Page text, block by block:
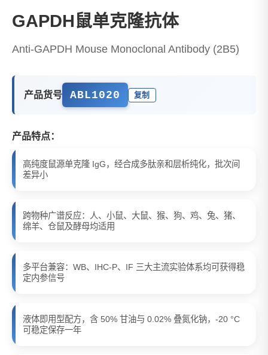
GAPDH鼠单克隆抗体
Anti-GAPDH Mouse Monoclonal Antibody (2B5)
产品货号 ABL1020 复制
产品特点：
高纯度鼠源单克隆 IgG，经合成多肽亲和层析纯化，批次间
差异小
跨物种广谱反应：人、小鼠、大鼠、猴、狗、鸡、兔、猪、
绵羊、仓鼠及酵母均适用
多平台兼容：WB、IHC-P、IF 三大主流实验体系均可获得稳
定内参信号
液体即用型配方，含 50% 甘油与 0.02% 叠氮化钠，-20 °C
可稳定保存一年